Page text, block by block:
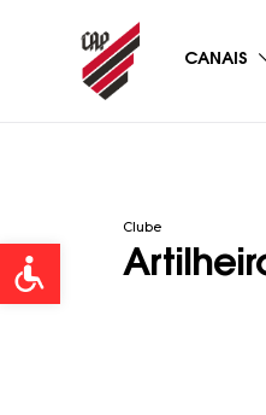
Open toolbar
CANAIS
Clube